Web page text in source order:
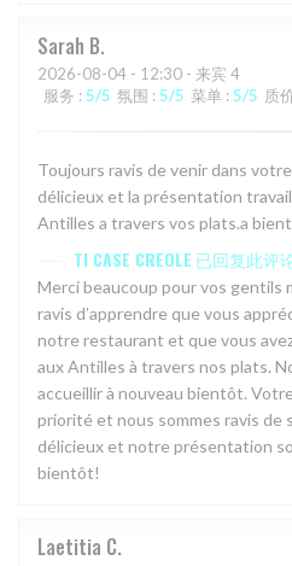
Sarah B
2026-08-04 - 12:30 - 来宾 4
服务 : 5/5 氛围 : 5/5 菜单 : 5/5 质
Toujours ravis de venir dans
délicieux et la présentation
Antilles a travers vos plats.a
TI CASE CREOLE 已回复此评
Merci beaucoup pour vos gentils
ravis d’apprendre que vous
notre restaurant et que vous
aux Antilles à travers nos plats.
accueillir à nouveau bientôt.
priorité et nous sommes ravis de
délicieux et notre présentation
bientôt!
Laetitia C